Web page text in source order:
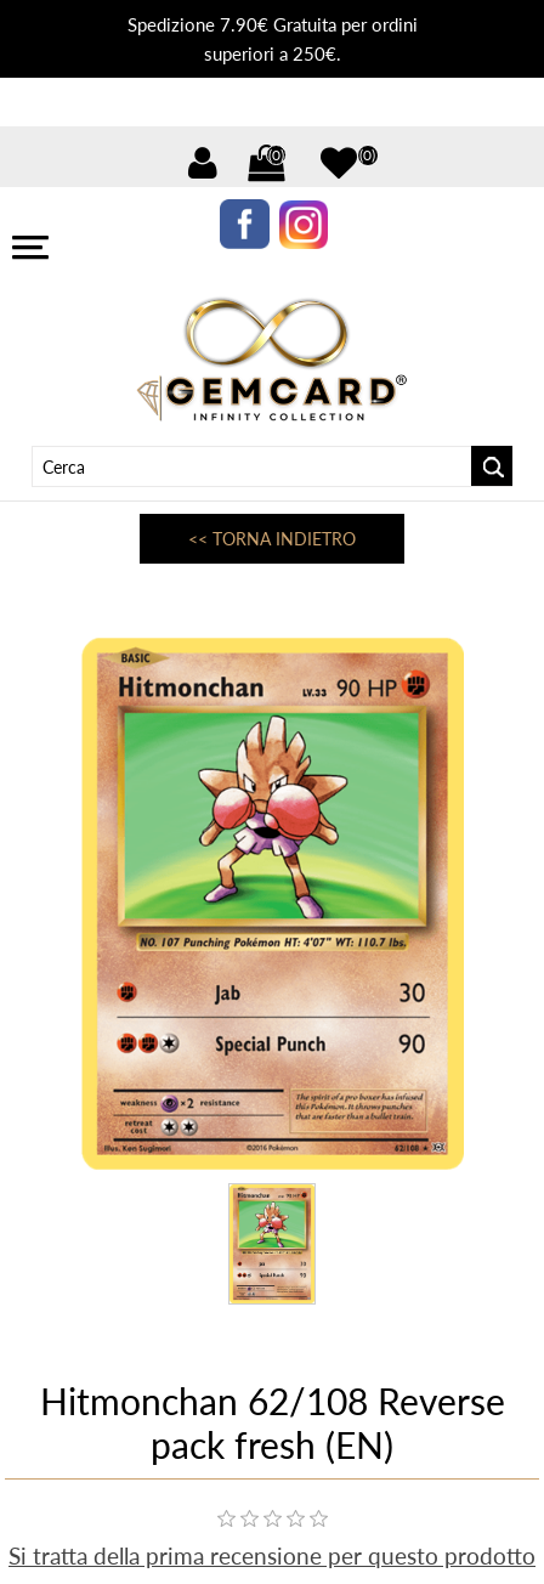
Spedizione 7.90€ Gratuita per ordini
superiori a 250€.
(0) (0)
<< TORNA INDIETRO
Hitmonchan 62/108 Reverse
pack fresh (EN)
Si tratta della prima recensione per questo prodotto